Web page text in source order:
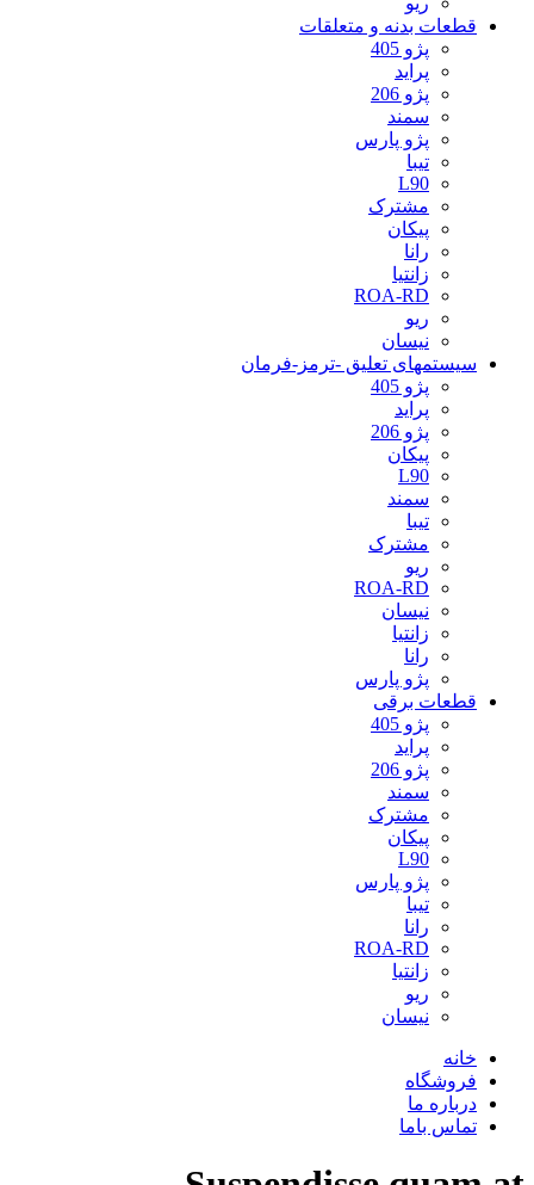
قطعات بدنه و متعلقات
پژو 405
پراید
پژو 206
سمند
پژو پارس
تیبا
L90
مشترک
پیکان
رانا
زانتیا
ROA-RD
ریو
نیسان
سیستمهای تعلیق -ترمز-فرمان
پژو 405
پراید
پژو 206
پیکان
L90
سمند
تیبا
مشترک
ریو
ROA-RD
نیسان
زانتیا
رانا
پژو پارس
قطعات برقی
پژو 405
پراید
پژو 206
سمند
مشترک
پیکان
L90
پژو پارس
تیبا
رانا
ROA-RD
زانتیا
ریو
نیسان
خانه
فروشگاه
درباره ما
تماس باما